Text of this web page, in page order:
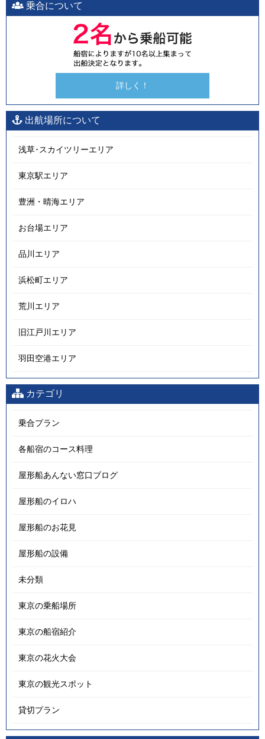
乗合について
詳しく！
出航場所について
浅草･スカイツリーエリア
東京駅エリア
豊洲・晴海エリア
お台場エリア
品川エリア
浜松町エリア
荒川エリア
旧江戸川エリア
羽田空港エリア
カテゴリ
乗合プラン
各船宿のコース料理
屋形船あんない窓口ブログ
屋形船のイロハ
屋形船のお花見
屋形船の設備
未分類
東京の乗船場所
東京の船宿紹介
東京の花火大会
東京の観光スポット
貸切プラン